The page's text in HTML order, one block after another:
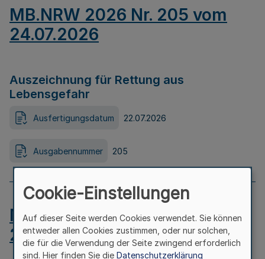
MB.NRW 2026 Nr. 205 vom
24.07.2026
Auszeichnung für Rettung aus
Lebensgefahr
Ausfertigungsdatum 22.07.2026
Ausgabennummer 205
MB.NRW 2026 Nr. 204 vom
24.07.2026
Cookie-Einstellungen
Auf dieser Seite werden Cookies verwendet. Sie können
entweder allen Cookies zustimmen, oder nur solchen,
die für die Verwendung der Seite zwingend erforderlich
sind. Hier finden Sie die Datenschutzerklärung